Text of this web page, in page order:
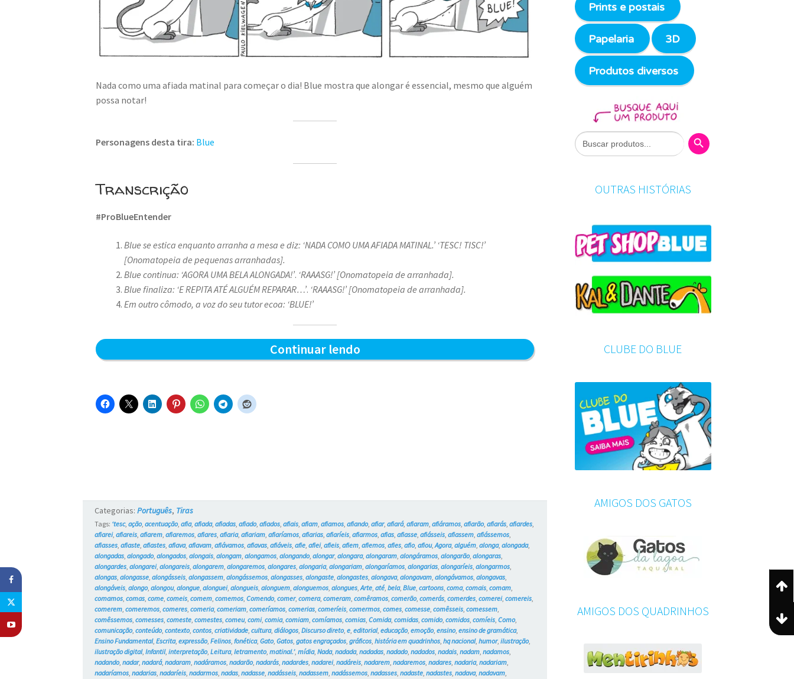
Nada como uma afiada matinal para começar o dia! Blue mostra que alongar é essencial, mesmo que alguém
possa notar!
Personagens desta tira: Blue
Transcrição
#ProBlueEntender
Blue se estica enquanto arranha a mesa e diz: ‘NADA COMO UMA AFIADA MATINAL.’ ‘TESC! TISC!’
[Onomatopeia de pequenas arranhadas].
Blue continua: ‘AGORA UMA BELA ALONGADA!’. ‘RAAASG!’ [Onomatopeia de arranhada].
Blue finaliza: ‘E REPITA ATÉ ALGUÉM REPARAR…’. ‘RAAASG!’ [Onomatopeia de arranhada].
Em outro cômodo, a voz do seu tutor ecoa: ‘BLUE!’
Continuar lendoAfiada
Categorias:Português, Tiras
Tags: ‘tesc,ação,acentuação,afia,afiada,afiadas ,afiado,afiados ,afiais ,afiam ,afiamos ,afiando,afiar,afiará,afiaram ,afiáramos ,afiarão,afiarás ,afiardes
afiarei,afiareis ,afiarem ,afiaremos ,afiares ,afiaria,afiariam ,afiaríamos ,afiarias ,afiaríeis ,afiarmos ,afias ,afiasse ,afiásseis ,afiassem ,afiássemos
afiasses ,afiaste ,afiastes ,afiava,afiavam ,afiávamos ,afiavas ,afiáveis ,afie ,afiei,afieis ,afiem ,afiemos ,afies ,afio,afiou,Agora,alguém ,alonga,alongada,
alongadas ,alongado,alongados ,alongais ,alongam ,alongamos ,alongando,alongar,alongara,alongaram ,alongáramos ,alongarão,alongaras
alongardes ,alongarei,alongareis ,alongarem ,alongaremos ,alongares ,alongaria,alongariam ,alongaríamos ,alongarias ,alongaríeis ,alongarmos
alongas ,alongasse ,alongásseis ,alongassem ,alongássemos ,alongasses ,alongaste ,alongastes ,alongava,alongavam ,alongávamos ,alongavas
alongáveis ,alongo,alongou,alongue ,alonguei,alongueis ,alonguem ,alonguemos ,alongues ,Arte ,até ,bela,Blue ,cartoons ,coma,comais ,comam
comamos ,comas ,come ,comeis ,comem ,comemos ,Comendo,comer,comera,comeram ,comêramos ,comerão,comerás ,comerdes ,comerei,comereis
comerem ,comeremos ,comeres ,comeria,comeriam ,comeríamos ,comerias ,comeríeis ,comermos ,comes ,comesse ,comêsseis ,comessem
comêssemos ,comesses ,comeste ,comestes ,comeu,comi,comia,comiam ,comíamos ,comias ,Comida,comidas ,comido,comidos ,comíeis ,Como,
comunicação,conteúdo,contexto,contos ,criatividade ,cultura,diálogos ,Discurso direto,e ,editorial,educação,emoção,ensino,ensino de gramática,
Ensino Fundamental,Escrita,expressão,Felinos ,fonética,Gato,Gatos ,gatos engraçados ,gráficos ,história em quadrinhos ,hq nacional,humor,ilustração,
ilustração digital,Infantil,interpretação,Leitura,letramento,matinal.’,mídia,Nada,nadada,nadadas ,nadado,nadados ,nadais ,nadam ,nadamos
nadando,nadar,nadará,nadaram ,nadáramos ,nadarão,nadarás ,nadardes ,nadarei,nadáreis ,nadarem ,nadaremos ,nadares ,nadaria,nadariam
nadaríamos ,nadarias ,nadaríeis ,nadarmos ,nadas ,nadasse ,nadásseis ,nadassem ,nadássemos ,nadasses ,nadaste ,nadastes ,nadava,nadavam
Prints e postais
Papelaria 3D
Produtos diversos
Search
for:
Search Button
OUTRAS HISTÓRIAS
CLUBE DO BLUE
AMIGOS DOS GATOS
AMIGOS DOS QUADRINHOS